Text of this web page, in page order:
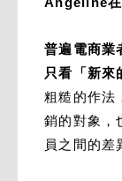
普遍電商業
只看「新來
粗糙的作法
銷的對象，
員之間的差